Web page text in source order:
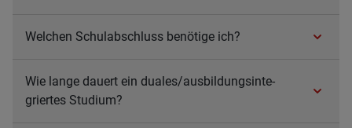
Wel­chen Schul­ab­schluss benö­tige ich?
Wie lange dau­ert ein dua­les/aus­bil­dungs­in­te­
grier­tes Stu­dium?